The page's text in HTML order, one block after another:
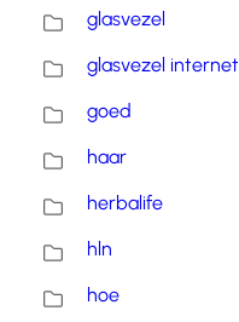
glasvezel
glasvezel internet
goed
haar
herbalife
hln
hoe